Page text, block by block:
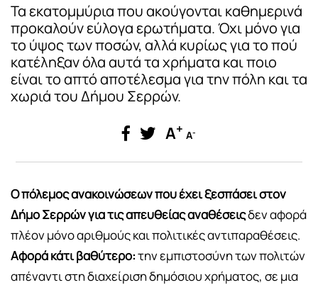
Τα εκατομμύρια που ακούγονται καθημερινά
προκαλούν εύλογα ερωτήματα. Όχι μόνο για
το ύψος των ποσών, αλλά κυρίως για το πού
κατέληξαν όλα αυτά τα χρήματα και ποιο
είναι το απτό αποτέλεσμα για την πόλη και τα
χωριά του Δήμου Σερρών.
A+ A-
Ο πόλεμος ανακοινώσεων που έχει ξεσπάσει στον
Δήμο Σερρών για τις απευθείας αναθέσειςδεν αφορά
πλέον μόνο αριθμούς και πολιτικές αντιπαραθέσεις.
Αφορά κάτι βαθύτερο:την εμπιστοσύνη των πολιτών
απέναντι στη διαχείριση δημόσιου χρήματος, σε μια